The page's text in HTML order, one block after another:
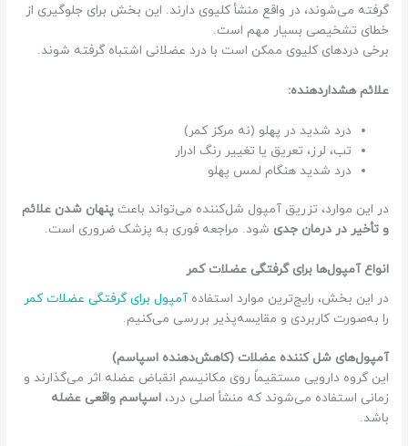
گرفته می‌شوند، در واقع منشأ کلیوی دارند. این بخش برای جلوگیری از
خطای تشخیصی بسیار مهم است.
برخی دردهای کلیوی ممکن است با درد عضلانی اشتباه گرفته شوند.
علائم هشداردهنده:
درد شدید در پهلو (نه مرکز کمر)
تب، لرز، تعریق یا تغییر رنگ ادرار
درد شدید هنگام لمس پهلو
در این موارد، تزریق آمپول شل‌کننده می‌تواند باعثپنهان شدن علائم
و تأخیر در درمان جدی شود. مراجعه فوری به پزشک ضروری است.
انواع آمپول‌ها برای گرفتگی عضلات کمر
در این بخش، رایج‌ترین موارد استفادهآمپول برای گرفتگی عضلات کمر
را به‌صورت کاربردی و مقایسه‌پذیر بررسی می‌کنیم.
آمپول‌های شل کننده عضلات (کاهش‌دهنده اسپاسم)
این گروه دارویی مستقیماً روی مکانیسم انقباض عضله اثر می‌گذارند و
زمانی استفاده می‌شوند که منشأ اصلی درد،اسپاسم واقعی عضله
باشد.